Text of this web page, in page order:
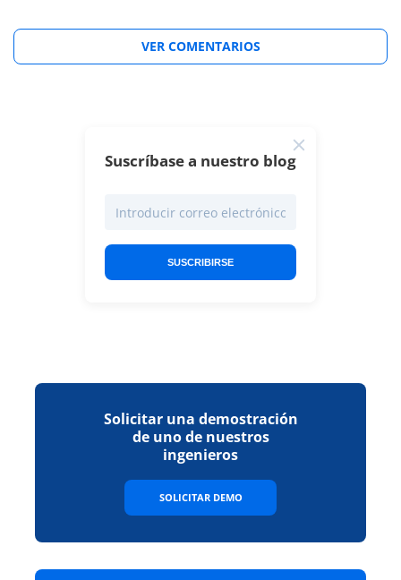
VER COMENTARIOS
Suscríbase a nuestro blog
SUSCRIBIRSE
Solicitar una demostración
de uno de nuestros
ingenieros
SOLICITAR DEMO